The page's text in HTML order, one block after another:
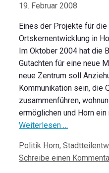
19. Februar 2008
Eines der Projekte für
Ortskernentwicklung in
Im Oktober 2004 hat die
Gutachten für eine neue
neue Zentrum soll
Kommunikation sein, die
zusammenführen,
ermöglichen und Horn
Weiterlesen …
Kategorien
Politik Schlagwörter
Horn,
Schreibe einen